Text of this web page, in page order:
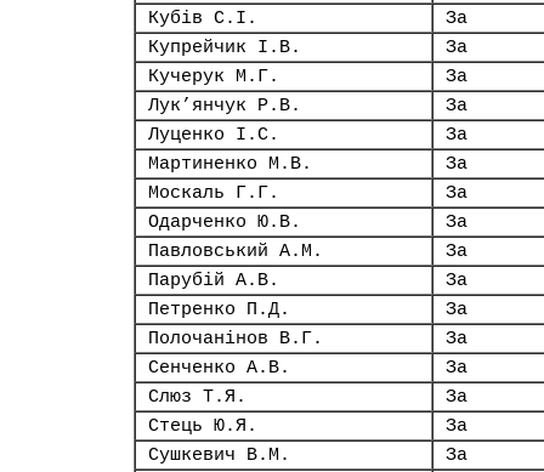
Кубів С.І.
За
Купрейчик І.В.
За
Кучерук М.Г.
За
Лук’янчук Р.В.
За
Луценко І.С.
За
Мартиненко М.В.
За
Москаль Г.Г.
За
Одарченко Ю.В.
За
Павловський А.М.
За
Парубій А.В.
За
Петренко П.Д.
За
Полочанінов В.Г.
За
Сенченко А.В.
За
Слюз Т.Я.
За
Стець Ю.Я.
За
Сушкевич В.М.
За